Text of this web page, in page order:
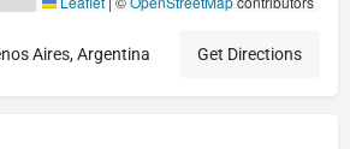
Aires, Argentina Get Directions